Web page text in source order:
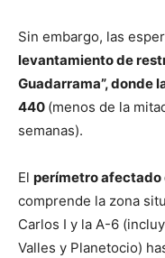
Sin embargo, las
levantamiento de
Guadarrama”, donde
440 (menos de la
semanas).
El perímetro afectado
comprende la zona
Carlos I y la A-6
Valles y Planetocio)